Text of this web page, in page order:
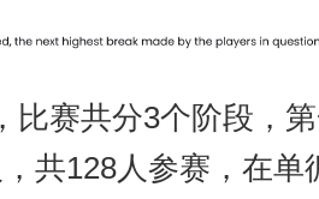
赛共分3个阶段，第
共128人参赛，在